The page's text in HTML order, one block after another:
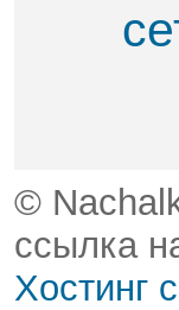
©
ссылка
Хостинг